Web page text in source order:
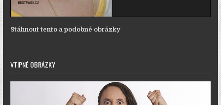
Stáhnout tento a podobné obrázky
VTIPNÉ OBRÁZKY